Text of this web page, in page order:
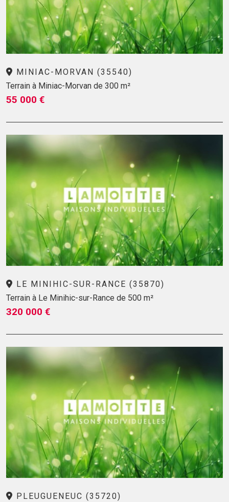
MINIAC-MORVAN (35540)
Terrain à Miniac-Morvan de 300 m²
55 000 €
LE MINIHIC-SUR-RANCE (35870)
Terrain à Le Minihic-sur-Rance de 500 m²
320 000 €
PLEUGUENEUC (35720)